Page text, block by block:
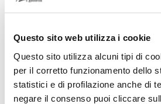
Questo sito web utilizza i cookie
Questo sito utilizza alcuni tipi di
per il corretto funzionamento dello
statistici e di profilazione anche di
negare il consenso puoi cliccare
neu, original und funktioniert
Seiko-Garantieschein. Der Versand
Dennoch vergebe ich 4 statt 5
meinen Erwartungen an einen
entsprach. Die Uhr kam ohne die
Armband, die Originalverpackung